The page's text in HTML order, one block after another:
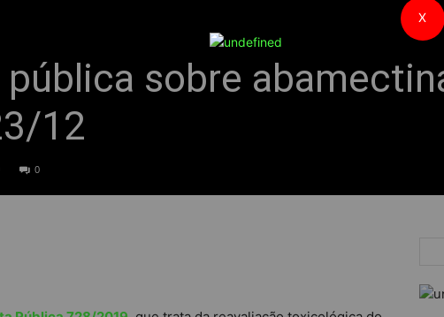
pública sobre
12
0
X